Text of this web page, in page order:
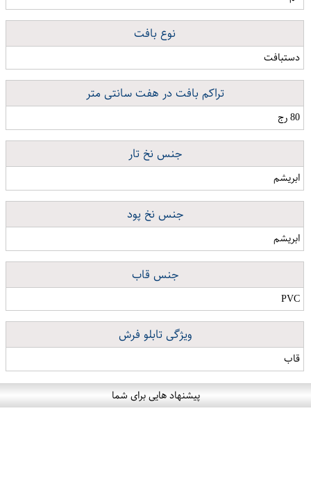
نوع بافت
دستبافت
تراکم بافت در هفت سانتی متر
80 رج
جنس نخ تار
ابریشم
جنس نخ پود
ابریشم
جنس قاب
PVC
ویژگی تابلو فرش
قاب
پیشنهاد هایی برای شما